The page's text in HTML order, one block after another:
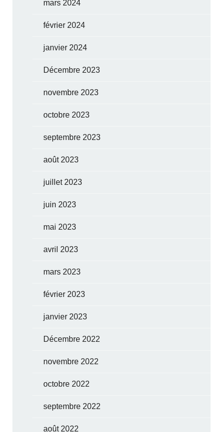
mars 2024
février 2024
janvier 2024
Décembre 2023
novembre 2023
octobre 2023
septembre 2023
août 2023
juillet 2023
juin 2023
mai 2023
avril 2023
mars 2023
février 2023
janvier 2023
Décembre 2022
novembre 2022
octobre 2022
septembre 2022
août 2022